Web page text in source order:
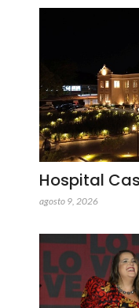
Hospital
agosto 9, 2026